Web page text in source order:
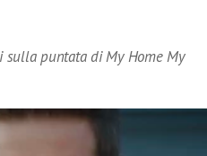
sulla puntata di My Home My